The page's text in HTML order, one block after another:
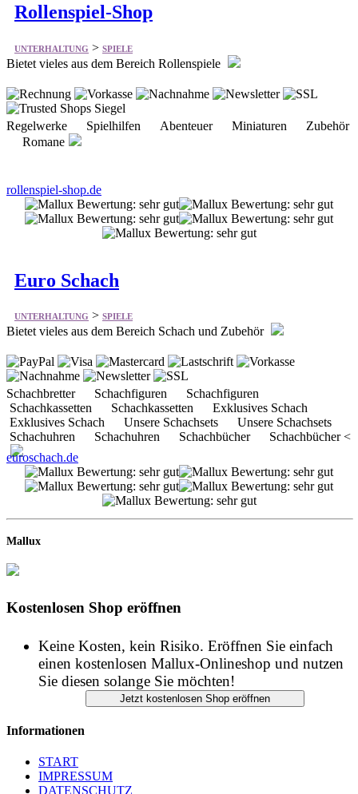
Rollenspiel-Shop
UNTERHALTUNG > SPIELE
Bietet vieles aus dem Bereich Rollenspiele
Regelwerke Spielhilfen Abenteuer Miniaturen Zubehör
Romane
rollenspiel-shop.de
Euro Schach
UNTERHALTUNG > SPIELE
Bietet vieles aus dem Bereich Schach und Zubehör
Schachbretter Schachfiguren Schachfiguren
Schachkassetten Schachkassetten Exklusives Schach
Exklusives Schach Unsere Schachsets Unsere Schachsets
Schachuhren Schachuhren Schachbücher Schachbücher <
euroschach.de
Mallux
Kostenlosen Shop eröffnen
Keine Kosten, kein Risiko. Eröffnen Sie einfach
einen kostenlosen Mallux-Onlineshop und nutzen
Sie diesen solange Sie möchten!
Informationen
START
IMPRESSUM
DATENSCHUTZ